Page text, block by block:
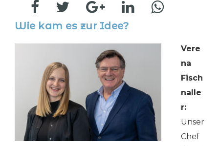
Wie kam es zur Idee?
Vere
na
Fisch
nalle
r:
Unser
Chef